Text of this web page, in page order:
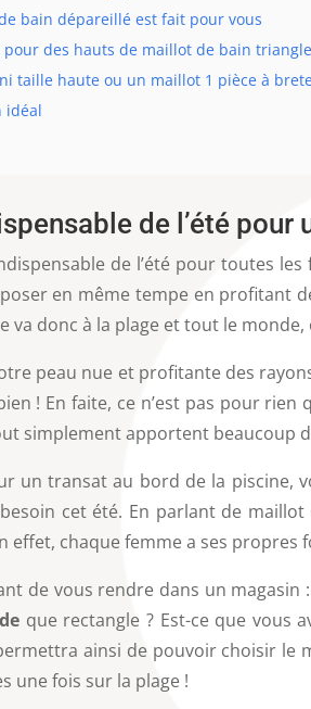
bain dépareillé est fait pour vous
des hauts de maillot de bain triangle
taille haute ou un maillot 1 pièce à
idéal
de l’été pour
de l’été pour toutes
en même tempe en profitant
va donc à la plage et tout le
peau nue et profitante des
! En faite, ce n’est pas pour
simplement apportent beaucoup
un transat au bord de la piscine,
cet été. En parlant de
effet, chaque femme a ses
de vous rendre dans un magasin
que rectangle ? Est-ce que
ainsi de pouvoir choisir le
une fois sur la plage !